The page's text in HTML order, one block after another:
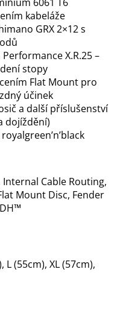
6061 T6
kabeláže
GRX 2×12 s
X.R.25 –
stopy
Flat Mount pro
účinek
a další příslušenství
dojíždění)
Cable Routing,
Mount Disc, Fender
L (55cm), XL (57cm),